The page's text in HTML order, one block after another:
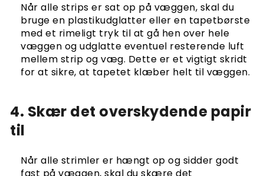
Når alle strips er sat op på væggen, skal du
bruge en plastikudglatter eller en tapetbørste
med et rimeligt tryk til at gå hen over hele
væggen og udglatte eventuel resterende luft
mellem strip og væg. Dette er et vigtigt skridt
for at sikre, at tapetet klæber helt til væggen.
4. Skær det overskydende papir
til
Når alle strimler er hængt op og sidder godt